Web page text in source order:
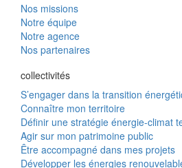
Nos missions
Notre équipe
Notre agence
Nos partenaires
collectivités
S’engager dans la transition
Connaître mon territoire
Définir une stratégie énergie-climat
Agir sur mon patrimoine public
Être accompagné dans mes projets
Développer les énergies